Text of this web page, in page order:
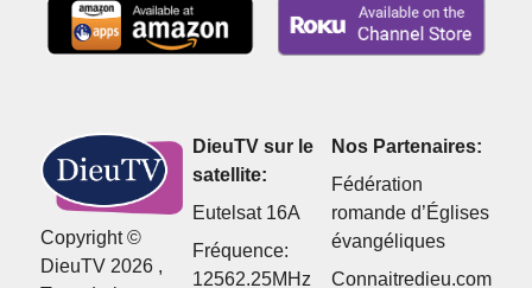
Copyright ©
DieuTV 2026 ,
DieuTV sur le
satellite:
Eutelsat 16A
Fréquence:
12562.25MHz
Nos Partenaires:
Fédération
romande d’Églises
évangéliques
Connaitredieu.com